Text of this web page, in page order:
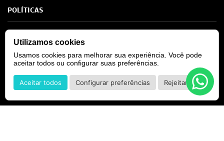
Sobre Nós
Marcas
POLÍTICAS
Política de Privacidade
Troca e Devoluções
Formas de Pagamento
AJUDA
Atendimento Consultoras Loja Física
SIGA-NOS
Utilizamos cookies
Usamos cookies para melhorar sua experiência. Você pode
aceitar todos ou configurar suas preferências.
Aceitar todos Configurar preferências Rejeitar